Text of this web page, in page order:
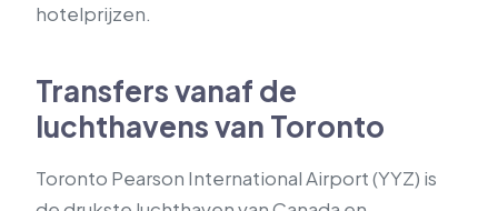
hotelprijzen.
Transfers vanaf de
luchthavens van Toronto
Toronto Pearson International Airport (YYZ) is